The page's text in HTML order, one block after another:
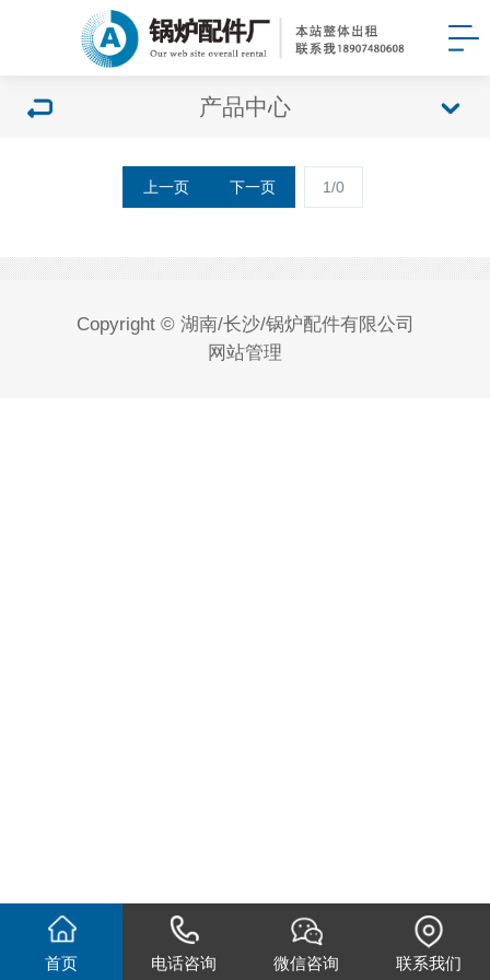
产品中心
上一页 下一页 1/0
Copyright © 湖南/长沙/锅炉配件有限公司
网站管理
首页 电话咨询 微信咨询 联系我们